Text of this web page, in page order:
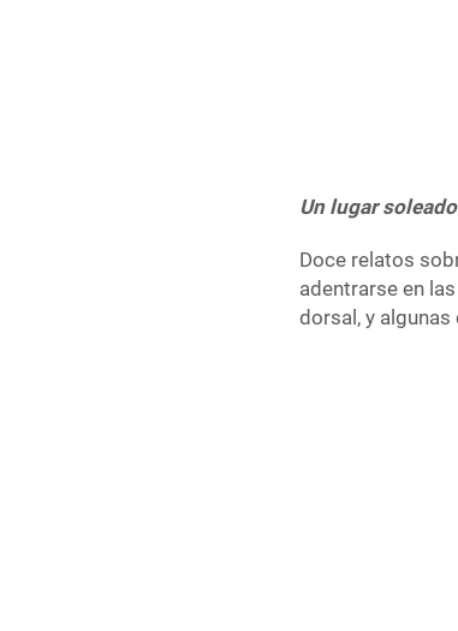
Un lugar
Doce relatos
adentrarse en
dorsal, y